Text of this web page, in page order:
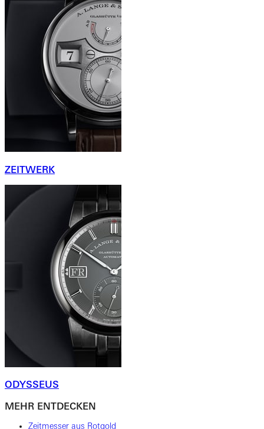
ZEITWERK
ODYSSEUS
MEHR ENTDECKEN
Zeitmesser aus Rotgold